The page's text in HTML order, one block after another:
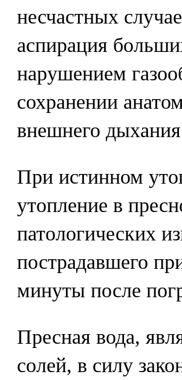
несчастных
аспирация
нарушением
сохранении
внешнего
При истинном
утопление в
патологических
пострадавшего
минуты после
Пресная вода,
солей, в силу